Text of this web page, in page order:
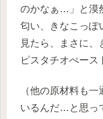
のかなぁ…」と漠
匂い、きなこっ
見たら、まさに
ピスタチオぺース
（他の原材料も
いるんだ…と思っ